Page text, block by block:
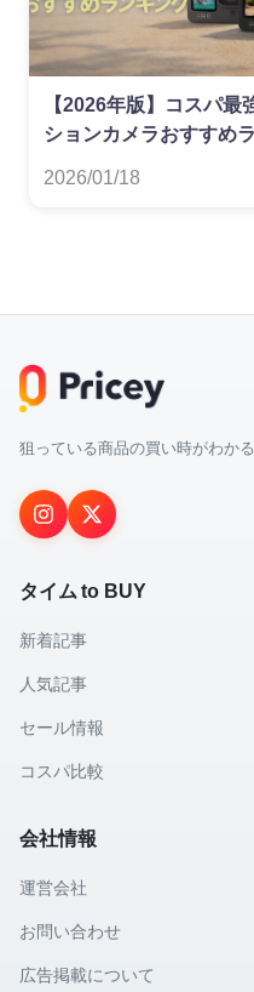
【2026年版】コスパ最
ションカメラおすすめ
2026/01/18
狙っている商品の買い時がわか
タイム to BUY
新着記事
人気記事
セール情報
コスパ比較
会社情報
運営会社
お問い合わせ
広告掲載について